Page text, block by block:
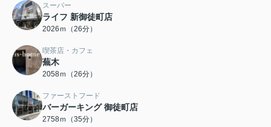
スーパー
ライフ 新御徒町店
2026ｍ（26分）
喫茶店・カフェ
蕪木
2058ｍ（26分）
ファーストフード
バーガーキング 御徒町店
2758ｍ（35分）